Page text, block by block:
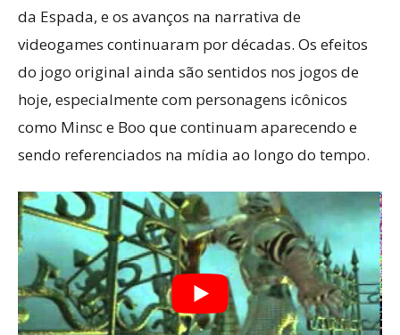
da Espada, e os avanços na narrativa de
videogames continuaram por décadas. Os efeitos
do jogo original ainda são sentidos nos jogos de
hoje, especialmente com personagens icônicos
como Minsc e Boo que continuam aparecendo e
sendo referenciados na mídia ao longo do tempo.